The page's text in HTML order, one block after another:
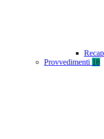
Provvedimenti 18